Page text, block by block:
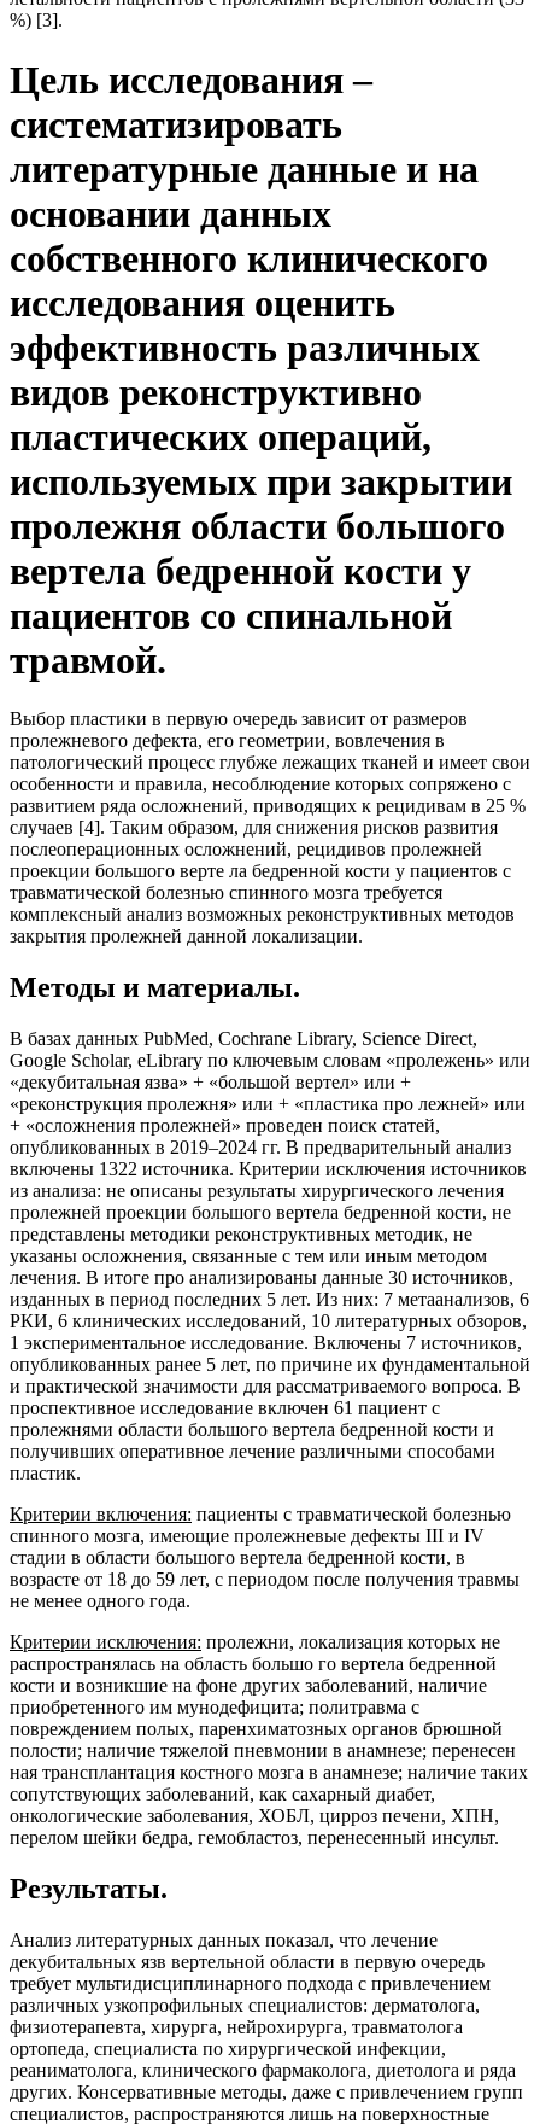
%) [3].
Цель исследования –
систематизировать
литературные данные и на
основании данных
собственного клинического
исследования оценить
эффективность различных
видов реконструктивно
пластических операций,
используемых при закрытии
пролежня области большого
вертела бедренной кости у
пациентов со спинальной
травмой.
Выбор пластики в первую очередь зависит от размеров
пролежневого дефекта, его геометрии, вовлечения в
патологический процесс глубже лежащих тканей и имеет свои
особенности и правила, несоблюдение которых сопряжено с
развитием ряда осложнений, приводящих к рецидивам в 25 %
случаев [4]. Таким образом, для снижения рисков развития
послеоперационных осложнений, рецидивов пролежней
проекции большого верте ла бедренной кости у пациентов с
травматической болезнью спинного мозга требуется
комплексный анализ возможных реконструктивных методов
закрытия пролежней данной локализации.
Методы и материалы.
В базах данных PubMed, Cochrane Library, Science Direct,
Google Scholar, eLibrary по ключевым словам «пролежень» или
«декубитальная язва» + «большой вертел» или +
«реконструкция пролежня» или + «пластика про лежней» или
+ «осложнения пролежней» проведен поиск статей,
опубликованных в 2019–2024 гг. В предварительный анализ
включены 1322 источника. Критерии исключения источников
из анализа: не описаны результаты хирургического лечения
пролежней проекции большого вертела бедренной кости, не
представлены методики реконструктивных методик, не
указаны осложнения, связанные с тем или иным методом
лечения. В итоге про анализированы данные 30 источников,
изданных в период последних 5 лет. Из них: 7 метаанализов, 6
РКИ, 6 клинических исследований, 10 литературных обзоров,
1 экспериментальное исследование. Включены 7 источников,
опубликованных ранее 5 лет, по причине их фундаментальной
и практической значимости для рассматриваемого вопроса. В
проспективное исследование включен 61 пациент с
пролежнями области большого вертела бедренной кости и
получивших оперативное лечение различными способами
пластик.
Критерии включения: пациенты с травматической болезнью
спинного мозга, имеющие пролежневые дефекты III и IV
стадии в области большого вертела бедренной кости, в
возрасте от 18 до 59 лет, с периодом после получения травмы
не менее одного года.
Критерии исключения: пролежни, локализация которых не
распространялась на область большо го вертела бедренной
кости и возникшие на фоне других заболеваний, наличие
приобретенного им мунодефицита; политравма с
повреждением полых, паренхиматозных органов брюшной
полости; наличие тяжелой пневмонии в анамнезе; перенесен
ная трансплантация костного мозга в анамнезе; наличие таких
сопутствующих заболеваний, как сахарный диабет,
онкологические заболевания, ХОБЛ, цирроз печени, ХПН,
перелом шейки бедра, гемобластоз, перенесенный инсульт.
Результаты.
Анализ литературных данных показал, что лечение
декубитальных язв вертельной области в первую очередь
требует мультидисциплинарного подхода с привлечением
различных узкопрофильных специалистов: дерматолога,
физиотерапевта, хирурга, нейрохирурга, травматолога
ортопеда, специалиста по хирургической инфекции,
реаниматолога, клинического фармаколога, диетолога и ряда
других. Консервативные методы, даже с привлечением групп
специалистов, распространяются лишь на поверхностные